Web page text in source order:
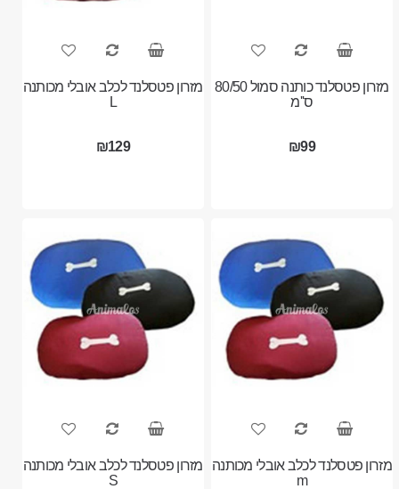
מזרון פטסלנד כותנה סמול 80/50
ס''מ
₪99
מזרון פטסלנד לכלב אובלי מכותנה
L
₪129
מזרון פטסלנד לכלב אובלי מכותנה
m
מזרון פטסלנד לכלב אובלי מכותנה
S